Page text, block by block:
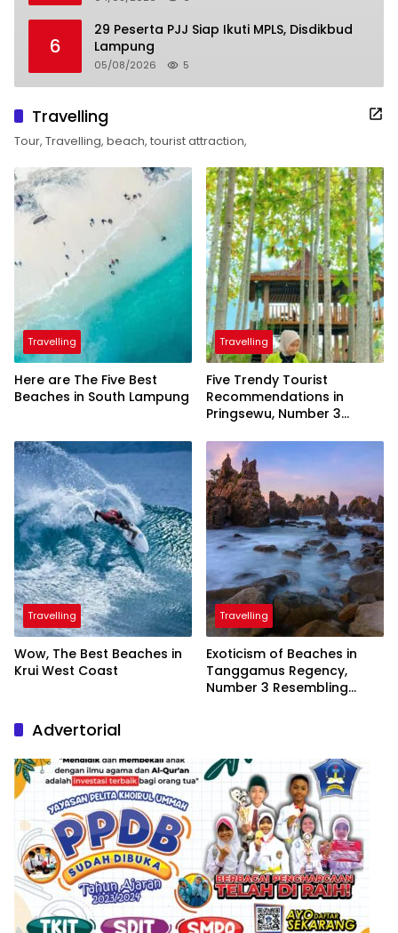
6
29 Peserta PJJ Siap Ikuti MPLS, Disdikbud
Lampung
05/08/2026 5
Travelling
Tour, Travelling, beach, tourist attraction,
Travelling
Here are The Five Best
Beaches in South Lampung
Travelling
Five Trendy Tourist
Recommendations in
Pringsewu, Number 3
President
Travelling
Wow, The Best Beaches in
Krui West Coast
Travelling
Exoticism of Beaches in
Tanggamus Regency,
Number 3 Resembling
Advertorial